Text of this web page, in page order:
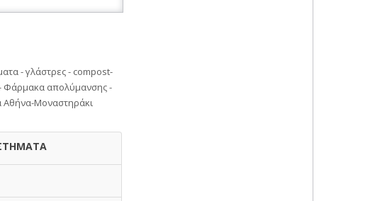
- γλάστρες - compost-
Φάρμακα απολύμανσης -
Αθήνα-Μοναστηράκι